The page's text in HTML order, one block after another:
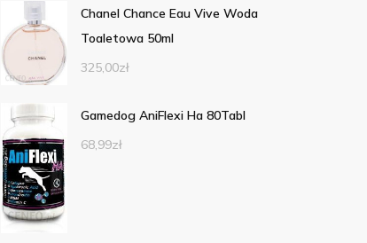
Chanel Chance Eau Vive Woda
Toaletowa 50ml
325,00zł
Gamedog AniFlexi Ha 80Tabl
68,99zł